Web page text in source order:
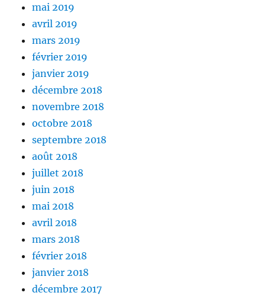
mai 2019
avril 2019
mars 2019
février 2019
janvier 2019
décembre 2018
novembre 2018
octobre 2018
septembre 2018
août 2018
juillet 2018
juin 2018
mai 2018
avril 2018
mars 2018
février 2018
janvier 2018
décembre 2017